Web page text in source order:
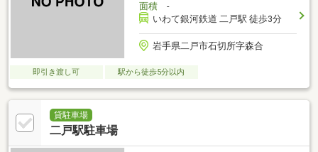
面積-
いわて銀河鉄道 二戸駅 徒歩3分
岩手県二戸市石切所字森合
即引き渡し可 駅から徒歩5分以内
貸駐車場
二戸駅駐車場